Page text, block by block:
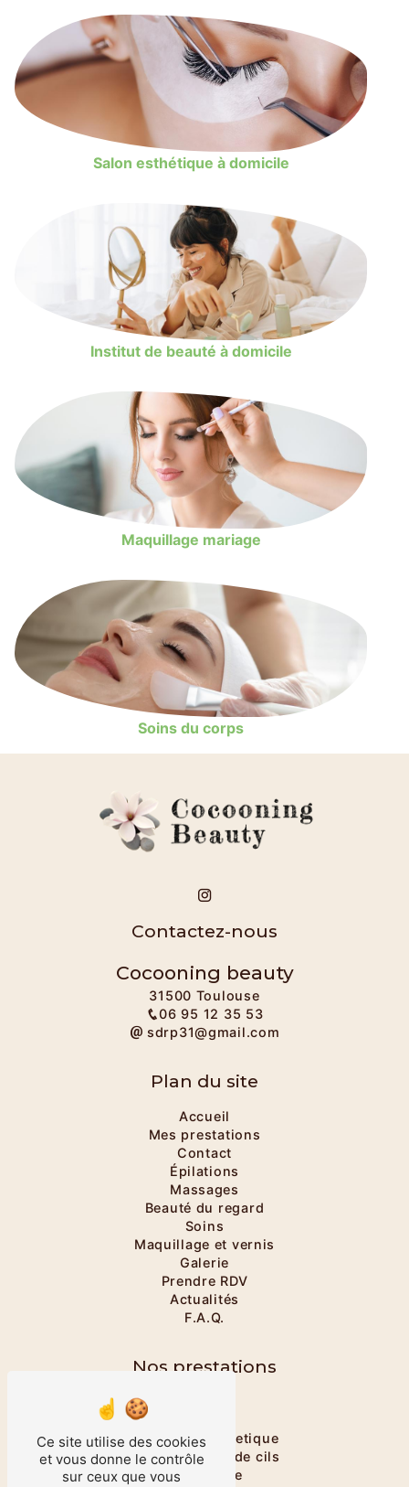
Salon esthétique à domicile
Institut de beauté à domicile
Maquillage mariage
Soins du corps
Contactez-nous
Cocooning beauty
31500 Toulouse
06 95 12 35 53
sdrp31@gmail.com
Plan du site
Accueil
Mes prestations
Contact
Épilations
Massages
Beauté du regard
Soins
Maquillage et vernis
Galerie
Prendre RDV
Actualités
F.A.Q.
Nos prestations
Massage énergetique
Rehaussement de cils
Maquillage
Ce site utilise des cookies
et vous donne le contrôle
sur ceux que vous